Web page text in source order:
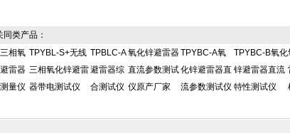
类产品：
相氧
雷器
量仪
TPYBL-S+无线
三相氧化锌避雷
器带电测试仪
TPBLC-A
避雷器综
合测试仪
氧化锌避雷器
直流参数测试
仪原产厂家
TPYBC-A氧
化锌避雷器直
流参数测试仪
TPYBC-B氧化
锌避雷器直流
特性测试仪